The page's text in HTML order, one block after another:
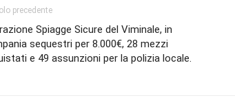
precedente
Spiagge Sicure del Viminale, in
sequestri per 8.000€, 28 mezzi
e 49 assunzioni per la polizia locale.